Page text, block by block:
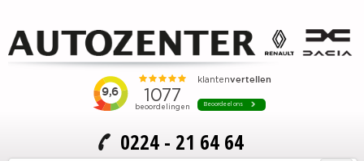
0224 - 21 64 64